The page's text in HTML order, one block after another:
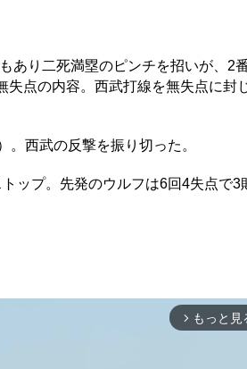
あり二死満塁のピンチを招いが、2
失点の内容。西武打線を無失点に封
西武の反撃を振り切った。
ップ。先発のウルフは6回4失点で3
arrow_forward_ios もっと見